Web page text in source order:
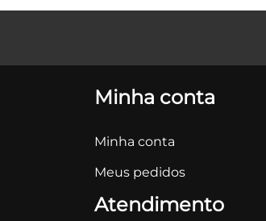
Minha conta
Minha conta
Meus pedidos
Atendimento